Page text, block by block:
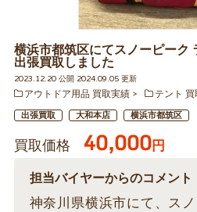
横浜市都筑区にてスノーピー
出張買取しました
2023.12.20 公開 2024.09.05 更新
アウトドア用品 買取実績
テント 買
出張買取 大和本店 横浜市都筑区
買取価格 40,000円
担当バイヤーからのコメント
神奈川県横浜市にて、ス